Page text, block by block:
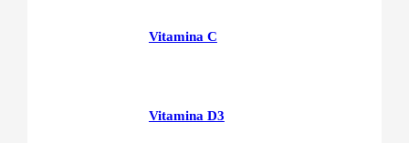
Vitamina C
Vitamina D3